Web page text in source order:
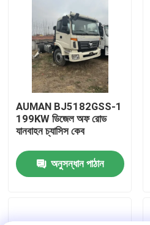
আমাদের সম্পর্কে
AUMAN BJ5182GSS-1
199KW ডিজেল অফ রোড
যানবাহন চ্যাসিস কেব
অনুসন্ধান পাঠান